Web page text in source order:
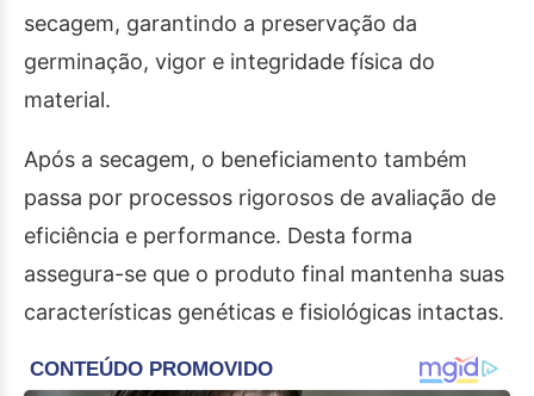
secagem, garantindo a preservação da
germinação, vigor e integridade física do
material.
Após a secagem, o beneficiamento também
passa por processos rigorosos de avaliação de
eficiência e performance. Desta forma
assegura-se que o produto final mantenha suas
características genéticas e fisiológicas intactas.